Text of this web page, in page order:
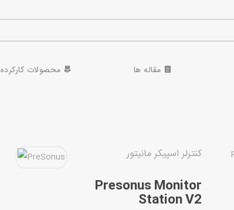
مقاله ها محصولات کارکرده
کنترلر اسپیکر مانیتور
Presonus Monitor
Station V2